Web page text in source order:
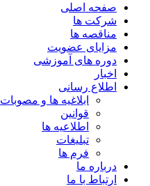
صفحه اصلی
شرکت ها
مناقصه ها
مزایای عضویت
دوره های آموزشی
اخبار
اطلاع رسانی
ابلاغیه ها و مصوبات
قوانین
اطلاعیه ها
تبلیغات
فرم ها
درباره ما
ارتباط با ما